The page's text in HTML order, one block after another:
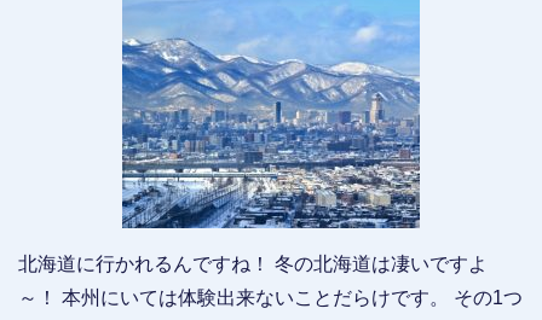
北海道に行かれるんですね！ 冬の北海道は凄いですよ
～！ 本州にいては体験出来ないことだらけです。 その1つ